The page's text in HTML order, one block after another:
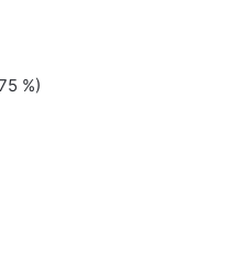
%)